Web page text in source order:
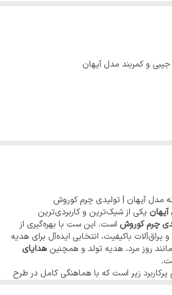
و کمربند مدل آیهان
یکی از شیک‌ترین و کاربردی‌ترین
چرم کوروش است. این ست با بهره‌گیری از
و یراق‌آلات باکیفیت، انتخابی ایده‌آل برای هدیه
روز مرد، هدیه تولد و همچنین هدایای
اقلام پرکاربرد زیر است که با هماهنگی کامل در طرح